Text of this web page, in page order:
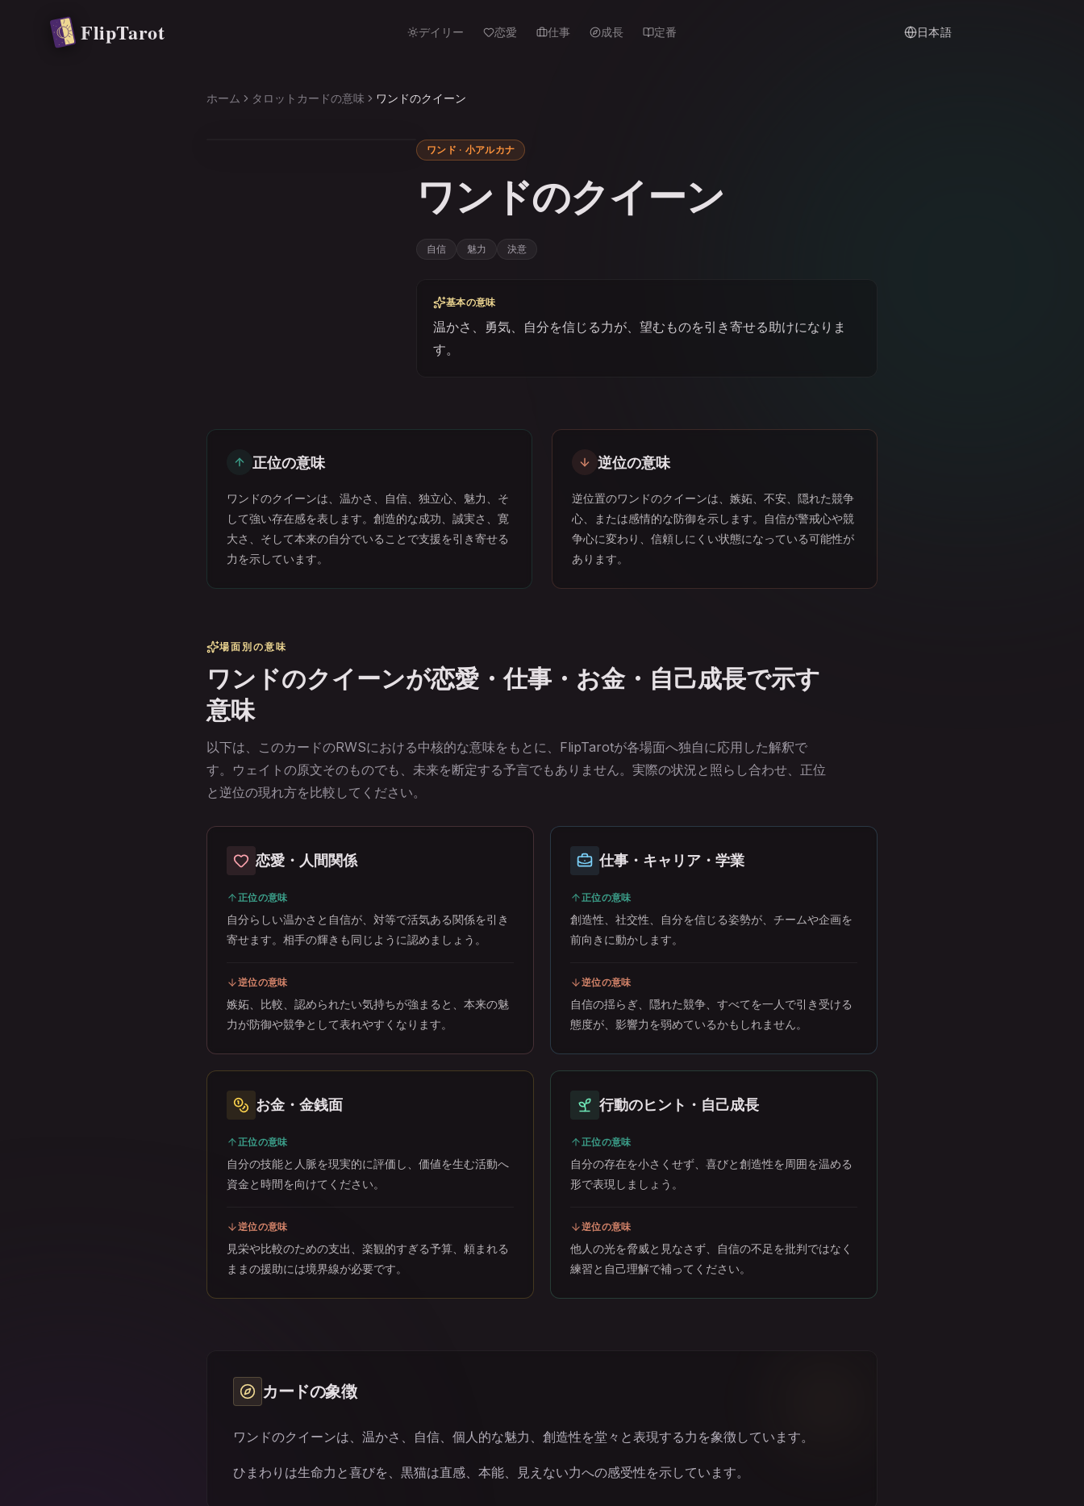
FlipTarot デイリー 恋愛 仕事 成長 定番 日本語
ホーム タロットカードの意味 ワンドのクイーン
ワンド · 小アルカナ
ワンドのクイーン
自信 魅力 決意
基本の意味
温かさ、勇気、自分を信じる力が、望むものを引き寄せる助けになりま
す。
正位の意味
ワンドのクイーンは、温かさ、自信、独立心、魅力、そ
して強い存在感を表します。創造的な成功、誠実さ、寛
大さ、そして本来の自分でいることで支援を引き寄せる
力を示しています。
逆位の意味
逆位置のワンドのクイーンは、嫉妬、不安、隠れた競争
心、または感情的な防御を示します。自信が警戒心や競
争心に変わり、信頼しにくい状態になっている可能性が
あります。
場面別の意味
ワンドのクイーンが恋愛・仕事・お金・自己成長で示す
意味
以下は、このカードのRWSにおける中核的な意味をもとに、FlipTarotが各場面へ独自に応用した解釈で
す。ウェイトの原文そのものでも、未来を断定する予言でもありません。実際の状況と照らし合わせ、正位
と逆位の現れ方を比較してください。
恋愛・人間関係
正位の意味
自分らしい温かさと自信が、対等で活気ある関係を引き
寄せます。相手の輝きも同じように認めましょう。
逆位の意味
嫉妬、比較、認められたい気持ちが強まると、本来の魅
力が防御や競争として表れやすくなります。
仕事・キャリア・学業
正位の意味
創造性、社交性、自分を信じる姿勢が、チームや企画を
前向きに動かします。
逆位の意味
自信の揺らぎ、隠れた競争、すべてを一人で引き受ける
態度が、影響力を弱めているかもしれません。
お金・金銭面
正位の意味
自分の技能と人脈を現実的に評価し、価値を生む活動へ
資金と時間を向けてください。
逆位の意味
見栄や比較のための支出、楽観的すぎる予算、頼まれる
ままの援助には境界線が必要です。
行動のヒント・自己成長
正位の意味
自分の存在を小さくせず、喜びと創造性を周囲を温める
形で表現しましょう。
逆位の意味
他人の光を脅威と見なさず、自信の不足を批判ではなく
練習と自己理解で補ってください。
カードの象徴
ワンドのクイーンは、温かさ、自信、個人的な魅力、創造性を堂々と表現する力を象徴しています。
ひまわりは生命力と喜びを、黒猫は直感、本能、見えない力への感受性を示しています。